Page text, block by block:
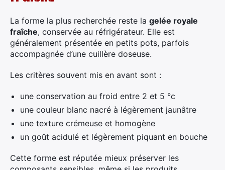
La forme la plus recherchée reste la gelée royale
fraîche, conservée au réfrigérateur. Elle est
généralement présentée en petits pots, parfois
accompagnée d’une cuillère doseuse.
Les critères souvent mis en avant sont :
une conservation au froid entre 2 et 5 °c
une couleur blanc nacré à légèrement jaunâtre
une texture crémeuse et homogène
un goût acidulé et légèrement piquant en bouche
Cette forme est réputée mieux préserver les